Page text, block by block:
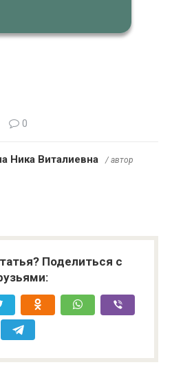
0
Ника Виталиевна
/ автор
Поделиться с